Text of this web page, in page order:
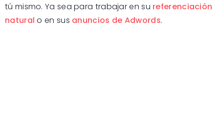
tú mismo. Ya sea para trabajar en su referenciación
natural o en sus anuncios de Adwords.